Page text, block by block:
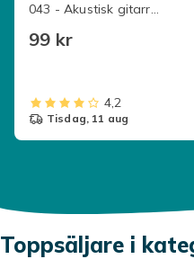
043 - Akustisk gitarr
99 kr
4,2
tisdag, 11 aug
Toppsäljare i